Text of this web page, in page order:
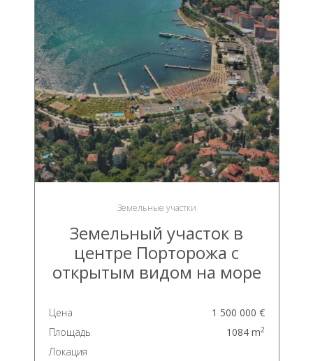
Земельные участки
Земельный участок в
центре Порторожа с
открытым видом на море
Цена
1 500 000 €
Площадь
1084 m2
Локация